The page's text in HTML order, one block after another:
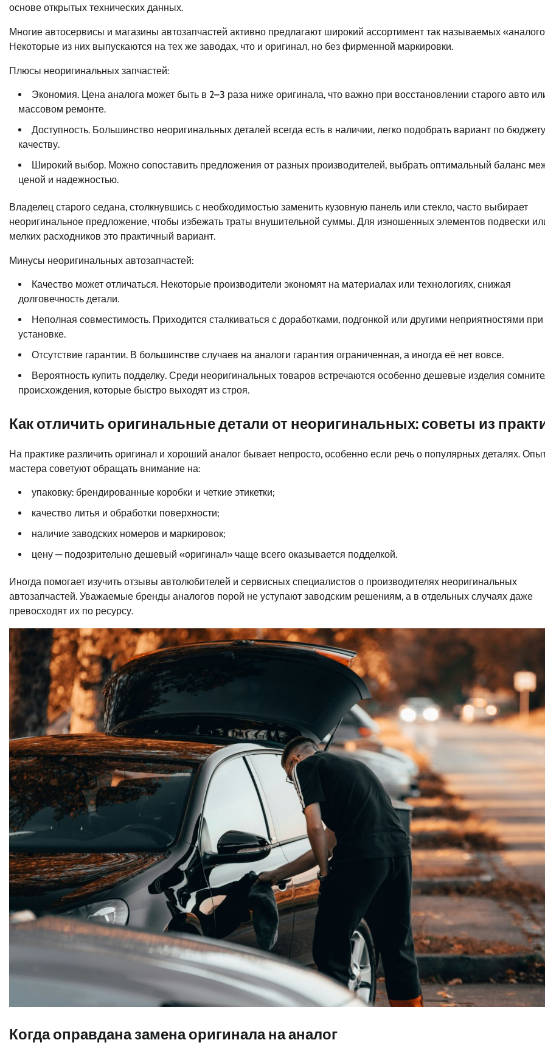
основе открытых технических данных.
Многие автосервисы и магазины автозапчастей активно предлагают широкий ассортимент так называемых
Некоторые из них выпускаются на тех же заводах, что и оригинал, но без фирменной маркировки.
Плюсы неоригинальных запчастей:
Экономия. Цена аналога может быть в 2–3 раза ниже оригинала, что важно при восстановлении старого авто
массовом ремонте.
Доступность. Большинство неоригинальных деталей всегда есть в наличии, легко подобрать вариант по
качеству.
Широкий выбор. Можно сопоставить предложения от разных производителей, выбрать оптимальный баланс
ценой и надежностью.
Владелец старого седана, столкнувшись с необходимостью заменить кузовную панель или стекло, часто выбирает
неоригинальное предложение, чтобы избежать траты внушительной суммы. Для изношенных элементов подвески
мелких расходников это практичный вариант.
Минусы неоригинальных автозапчастей:
Качество может отличаться. Некоторые производители экономят на материалах или технологиях, снижая
долговечность детали.
Неполная совместимость. Приходится сталкиваться с доработками, подгонкой или другими неприятностями при
установке.
Отсутствие гарантии. В большинстве случаев на аналоги гарантия ограниченная, а иногда её нет вовсе.
Вероятность купить подделку. Среди неоригинальных товаров встречаются особенно дешевые изделия
происхождения, которые быстро выходят из строя.
Как отличить оригинальные детали от неоригинальных: советы из
На практике различить оригинал и хороший аналог бывает непросто, особенно если речь о популярных деталях.
мастера советуют обращать внимание на:
упаковку: брендированные коробки и четкие этикетки;
качество литья и обработки поверхности;
наличие заводских номеров и маркировок;
цену — подозрительно дешевый «оригинал» чаще всего оказывается подделкой.
Иногда помогает изучить отзывы автолюбителей и сервисных специалистов о производителях неоригинальных
автозапчастей. Уважаемые бренды аналогов порой не уступают заводским решениям, а в отдельных случаях даже
превосходят их по ресурсу.
Когда оправдана замена оригинала на аналог